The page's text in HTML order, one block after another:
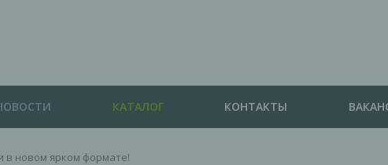
КАТАЛОГ КОНТАКТЫ
новом ярком формате!